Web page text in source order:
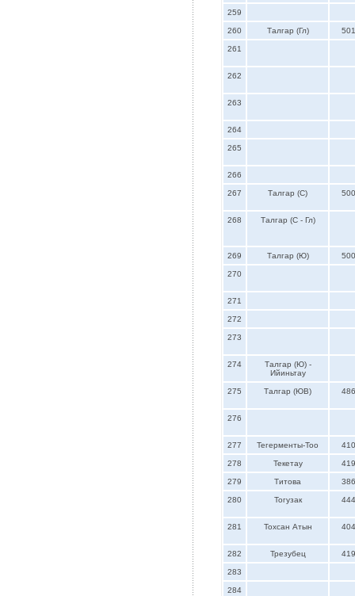
259
260 Талгар (Гл)
261
262
263
264
265
266
267 Талгар (С)
268 Талгар (С - Гл)
269 Талгар (Ю)
270
271
272
273
274
Талгар (Ю) -
Ийиньтау
275 Талгар (ЮВ)
276
277 Тегерменты-Тоо
278 Текетау
279 Титова
280 Тогузак
281 Тохсан Атын
282 Трезубец
283
284